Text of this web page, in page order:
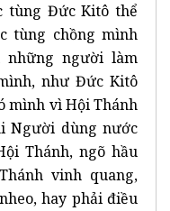
tùng Đức Kitô thể
tùng chồng mình
người làm
như Đức Kitô
mình vì Hội Thánh
Người dùng nước
Thánh, ngõ hầu
vinh quang,
hay phải điều